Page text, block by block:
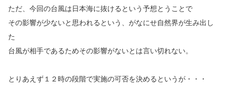
ただ、今回の台風は日本海に抜けるという予想とうことで
その影響が少ないと思われるという、がなにせ自然界が生み出し
た
台風が相手であるためその影響がないとは言い切れない。
とりあえず１２時の段階で実施の可否を決めるというが・・・